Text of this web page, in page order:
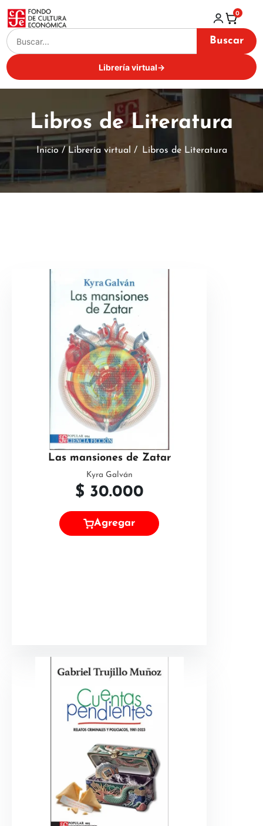
Buscar
Librería virtual→
0
Libros de Literatura
Inicio / Librería virtual / Libros de Literatura
Las mansiones de Zatar
Kyra Galván
$ 30.000
Agregar